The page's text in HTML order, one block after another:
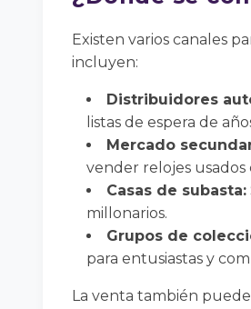
Existen varios canales
incluyen:
Distribuidores
listas de espera de
Mercado
vender relojes
Casas de subasta:
millonarios.
Grupos de
para entusiastas y
La venta también